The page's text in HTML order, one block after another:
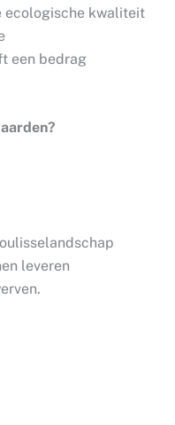
ecologische kwaliteit
een bedrag
leveren